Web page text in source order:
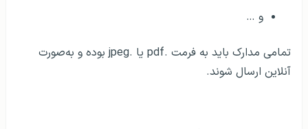
و …
تمامی مدارک باید به فرمت .pdf یا .jpeg بوده و به‌صورت
آنلاین ارسال شوند.